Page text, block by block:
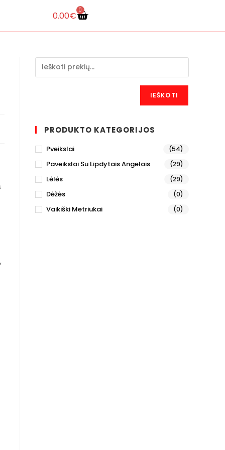
0.00€ 0
IEŠKOTI
PRODUKTO KATEGORIJOS
Pveikslai (54)
Paveikslai Su Lipdytais Angelais (29)
Lėlės (29)
Dėžės (0)
Vaikiški Metriukai (0)